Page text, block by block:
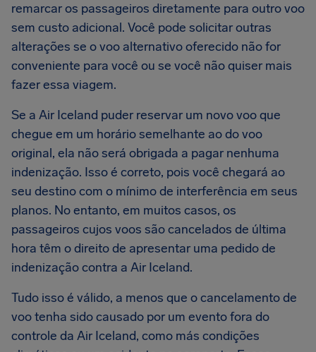
remarcar os passageiros diretamente para outro voo
sem custo adicional. Você pode solicitar outras
alterações se o voo alternativo oferecido não for
conveniente para você ou se você não quiser mais
fazer essa viagem.
Se a Air Iceland puder reservar um novo voo que
chegue em um horário semelhante ao do voo
original, ela não será obrigada a pagar nenhuma
indenização. Isso é correto, pois você chegará ao
seu destino com o mínimo de interferência em seus
planos. No entanto, em muitos casos, os
passageiros cujos voos são cancelados de última
hora têm o direito de apresentar uma pedido de
indenização contra a Air Iceland.
Tudo isso é válido, a menos que o cancelamento de
voo tenha sido causado por um evento fora do
controle da Air Iceland, como más condições